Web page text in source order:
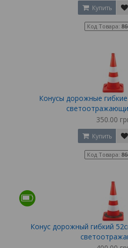
Купить
Код Товара:
Конусы дорожные
350.00
Купить
Код Товара:
Конус дорожный гибкий